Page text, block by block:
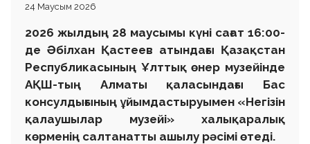
24 Маусым 2026
2026 жылдың 28 маусымы күні сағат 16:00-
де Әбілхан Қастеев атындағы Қазақстан
Республикасының Ұлттық өнер музейінде
АҚШ-тың Алматы қаласындағы Бас
консулдығының ұйымдастыруымен «Негізін
қалаушылар музейі» халықаралық
көрменің салтанатты ашылу рәсімі өтеді.